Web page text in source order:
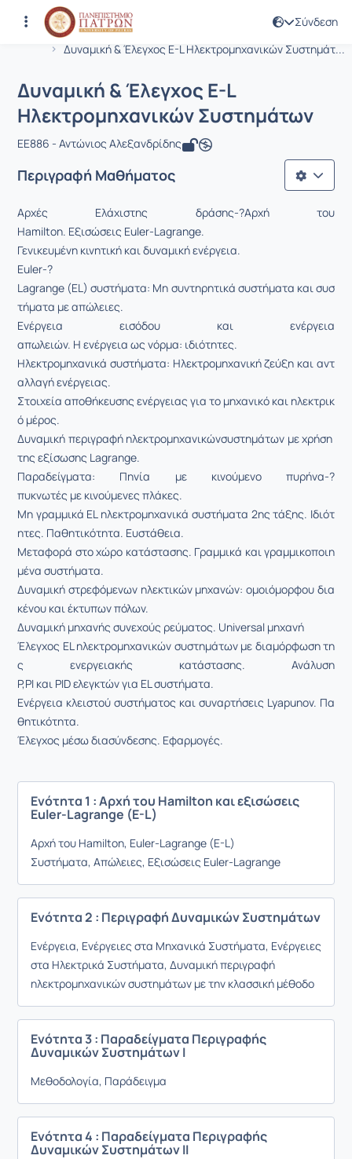
Σύνδεση
Αρχική Σελίδα
Δυναμική & Έλεγχος E-L Ηλεκτρομηχανικών Συστημάτ...
Μάθημα : Δυναμική & Έλεγχος E-L
Κωδικός : EE886
Δυναμική & Έλεγχος E-L
Ηλεκτρομηχανικών Συστημάτων
EE886 - Αντώνιος Αλεξανδρίδης
Περιγραφή Μαθήματος
Αρχές Ελάχιστης δράσης-­?Αρχή του
Hamilton. Εξισώσεις Euler-Lagrange.
Γενικευμένη κινητική και δυναμική ενέργεια.
Euler-­?
Lagrange (EL) συστήματα: Μη συντηρητικά συστήματα και συσ
τήματα με απώλειες.
Ενέργεια εισόδου και ενέργεια
απωλειών. Η ενέργεια ως νόρμα: ιδιότητες.
Ηλεκτρομηχανικά συστήματα: Ηλεκτρομηχανική ζεύξη και αντ
αλλαγή ενέργειας.
Στοιχεία αποθήκευσης ενέργειας για το μηχανικό και ηλεκτρικ
ό μέρος.
Δυναμική περιγραφή ηλεκτρομηχανικώνσυστημάτων με χρήση
της εξίσωσης Lagrange.
Παραδείγματα: Πηνία με κινούμενο πυρήνα-­?
πυκνωτές με κινούμενες πλάκες.
Μη γραμμικά EL ηλεκτρομηχανικά συστήματα 2ης τάξης. Ιδιότ
ητες. Παθητικότητα. Ευστάθεια.
Μεταφορά στο χώρο κατάστασης. Γραμμικά και γραμμικοποιη
μένα συστήματα.
Δυναμική στρεφόμενων ηλεκτικών μηχανών: ομοιόμορφου δια
κένου και έκτυπων πόλων.
Δυναμική μηχανής συνεχούς ρεύματος. Universal μηχανή
Έλεγχος EL ηλεκτρομηχανικών συστημάτων με διαμόρφωση τη
ς ενεργειακής κατάστασης. Ανάλυση
P,PI και PID ελεγκτών για EL συστήματα.
Ενέργεια κλειστού συστήματος και συναρτήσεις Lyapunov. Πα
θητικότητα.
Έλεγχος μέσω διασύνδεσης. Εφαρμογές.
Ενότητα 1 : Αρχή του Hamilton και εξισώσεις
Euler-Lagrange (E-L)
Αρχή του Hamilton, Euler-Lagrange (E-L)
Συστήματα, Απώλειες, Εξισώσεις Euler-Lagrange
Ενότητα 2 : Περιγραφή Δυναμικών Συστημάτων
Ενέργεια, Ενέργειες στα Μηχανικά Συστήματα, Ενέργειες
στα Ηλεκτρικά Συστήματα, Δυναμική περιγραφή
ηλεκτρομηχανικών συστημάτων με την κλασσική μέθοδο
Ενότητα 3 : Παραδείγματα Περιγραφής
Δυναμικών Συστημάτων I
Μεθοδολογία, Παράδειγμα
Ενότητα 4 : Παραδείγματα Περιγραφής
Δυναμικών Συστημάτων ΙI